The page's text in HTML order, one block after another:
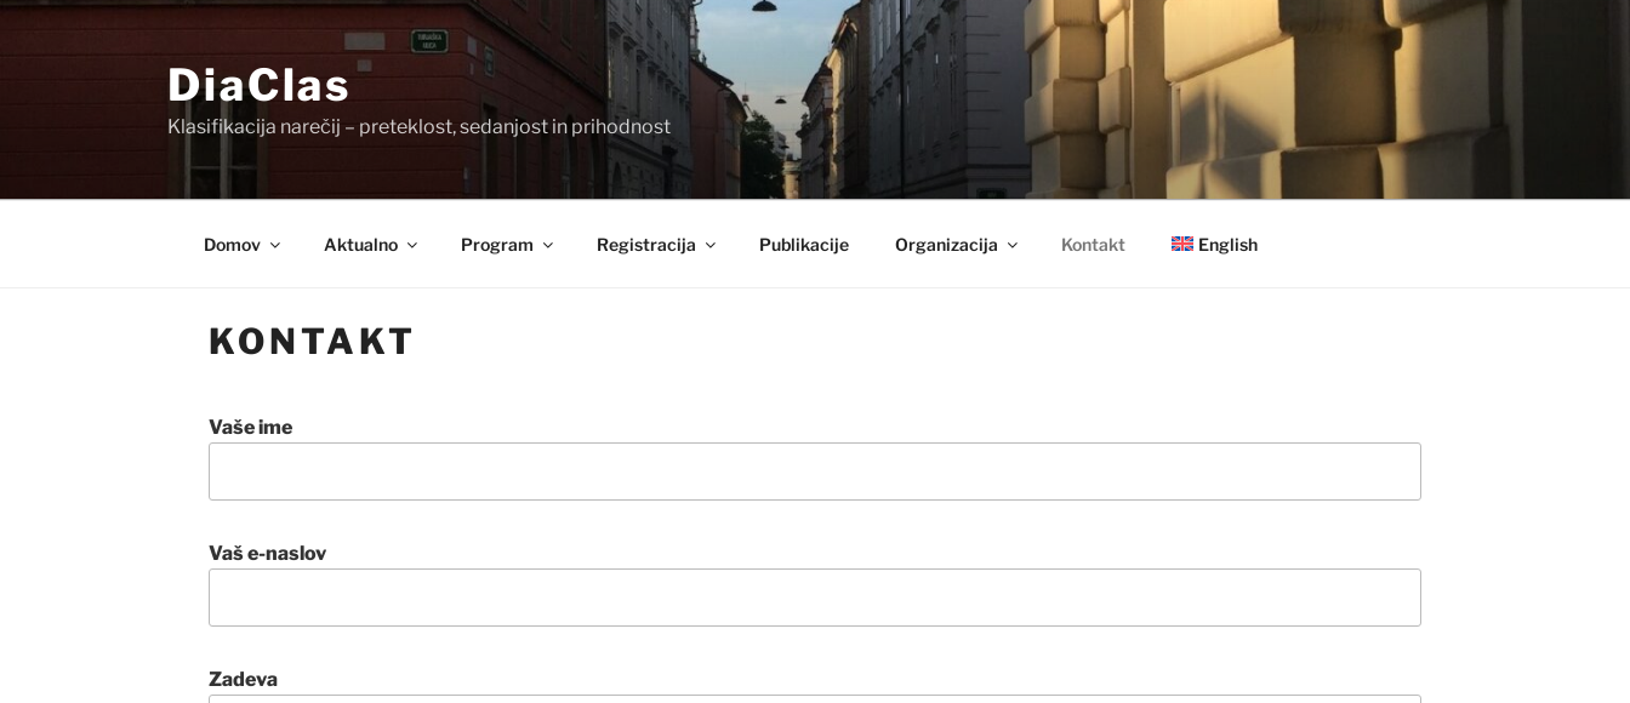
Skoči
DiaClas
Klasifikacija narečij – preteklost, sedanjost in prihodnost
Domov Aktualno Program Registracija Publikacije Organizacija Kontakt English
KONTAKT
Vaše ime
Vaš e-naslov
Zadeva